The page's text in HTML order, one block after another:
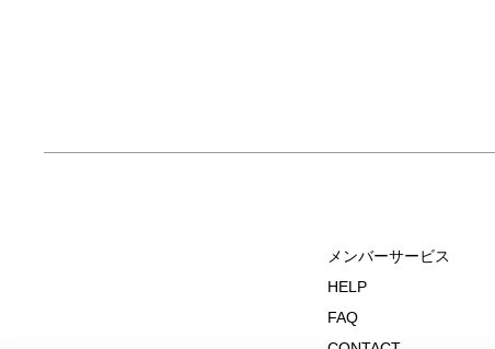
メンバーサービス
HELP
FAQ